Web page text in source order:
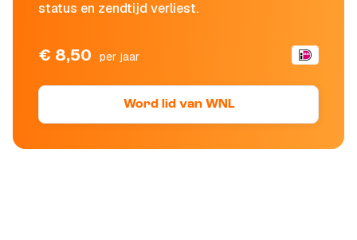
status en zendtijd verliest.
€ 8,50 per jaar
Word lid van WNL